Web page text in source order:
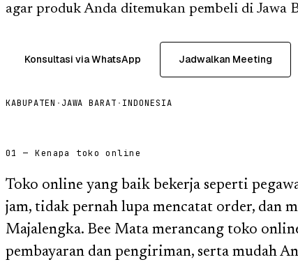
agar produk Anda ditemukan pembeli di Jawa
Konsultasi via WhatsApp Jadwalkan Meeting
KABUPATEN · JAWA BARAT · INDONESIA
01 — Kenapa toko online
Toko online yang baik bekerja seperti
jam, tidak pernah lupa mencatat order, dan
Majalengka. Bee Mata merancang toko
pembayaran dan pengiriman, serta mudah